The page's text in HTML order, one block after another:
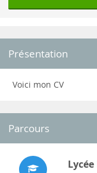
Présentation
Voici mon CV
Parcours